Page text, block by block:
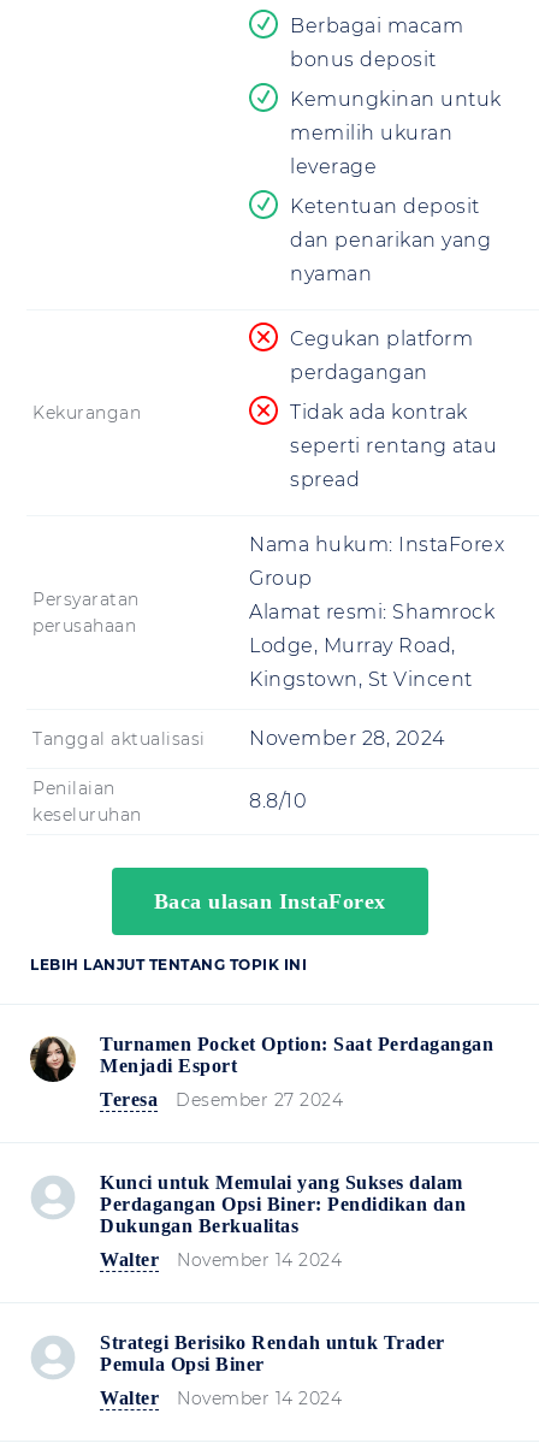
Berbagai macam
bonus deposit
Kemungkinan untuk
memilih ukuran
leverage
Ketentuan deposit
dan penarikan yang
nyaman
Kekurangan
Cegukan platform
perdagangan
Tidak ada kontrak
seperti rentang atau
spread
Persyaratan
perusahaan
Nama hukum:
InstaForex
Group
Alamat resmi: Shamrock
Lodge, Murray Road,
Kingstown, St Vincent
Tanggal aktualisasi November 28, 2024
Penilaian
keseluruhan
8.8/10
Baca ulasan InstaForex
LEBIH LANJUT TENTANG TOPIK INI
Turnamen Pocket Option: Saat Perdagangan
Menjadi Esport
Teresa
Desember 27 2024
Kunci untuk Memulai yang Sukses dalam
Perdagangan Opsi Biner: Pendidikan dan
Dukungan Berkualitas
Walter
November 14 2024
Strategi Berisiko Rendah untuk Trader
Pemula Opsi Biner
Walter
November 14 2024